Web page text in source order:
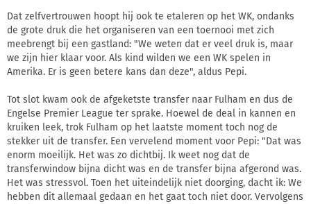
Dat zelfvertrouwen hoopt hij ook te etaleren op het WK, ondanks
de grote druk die het organiseren van een toernooi met zich
meebrengt bij een gastland: "We weten dat er veel druk is, maar
we zijn hier klaar voor. Als kind wilden we een WK spelen in
Amerika. Er is geen betere kans dan deze", aldus Pepi.
Tot slot kwam ook de afgeketste transfer naar Fulham en dus de
Engelse Premier League ter sprake. Hoewel de deal in kannen en
kruiken leek, trok Fulham op het laatste moment toch nog de
stekker uit de transfer. Een vervelend moment voor Pepi: "Dat was
enorm moeilijk. Het was zo dichtbij. Ik weet nog dat de
transferwindow bijna dicht was en de transfer bijna afgerond was.
Het was stressvol. Toen het uiteindelijk niet doorging, dacht ik: We
hebben dit allemaal gedaan en het gaat toch niet door. Vervolgens